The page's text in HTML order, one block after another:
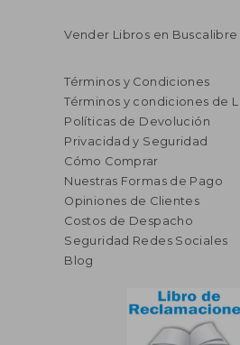
55%
dcto.
S/ 372,37
S/ 167,57
Vender Libros en Buscalibre
Términos y Condiciones
Términos y condiciones de
Políticas de Devolución
Privacidad y Seguridad
Cómo Comprar
Nuestras Formas de Pago
Opiniones de Clientes
Costos de Despacho
Seguridad Redes Sociales
Blog